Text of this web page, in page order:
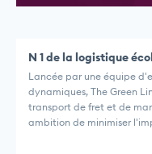
N 1 de la logistique
Lancée par une équipe
dynamiques, The Green
transport de fret et de
ambition de minimiser